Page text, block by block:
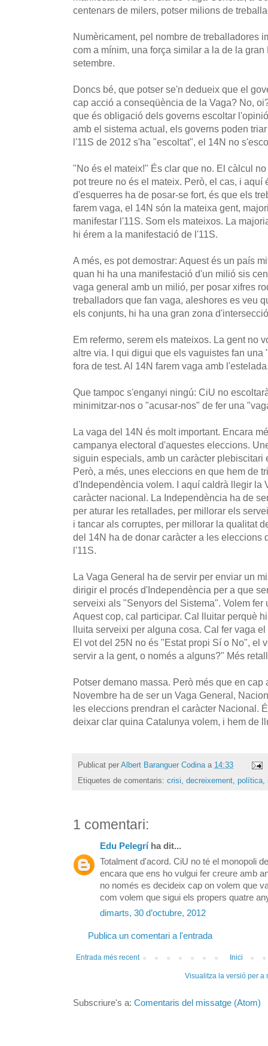
centenars de milers, potser milions de
Numèricament, pel nombre de treballadores
com a mínim, una força similar a la de la
setembre.
Doncs bé, que potser se'n dedueix que el
cap acció a conseqüència de la Vaga? No,
que és obligació dels governs escoltar
amb el sistema actual, els governs poden
l'11S de 2012 s'ha "escoltat", el 14N no
"No és el mateix!" És clar que no. El càlcul
pot treure no és el mateix. Però, el cas, i
d'esquerres ha de posar-se fort, és que els
farem vaga, el 14N són la mateixa gent,
manifestar l'11S. Som els mateixos. La
hi érem a la manifestació de l'11S.
A més, es pot demostrar: Aquest és un país
quan hi ha una manifestació d'un milió sis
vaga general amb un milió, per posar xifres
treballadors que fan vaga, aleshores es veu
els conjunts, hi ha una gran zona
Em refermo, serem els mateixos. La gent no
altre via. I qui digui que els vaguistes fan
fora de test. Al 14N farem vaga amb
Que tampoc s'enganyi ningú: CiU no
minimitzar-nos o "acusar-nos" de fer una
La vaga del 14N és molt important. Encara
campanya electoral d'aquestes eleccions.
siguin especials, amb un caràcter plebiscitari
Però, a més, unes eleccions en que hem de
d'Independència volem. I aquí caldrà llegir la
caràcter nacional. La Independència ha de
per aturar les retallades, per millorar els
i tancar als corruptes, per millorar la qualitat
del 14N ha de donar caràcter a les eleccions
l'11S.
La Vaga General ha de servir per enviar un
dirigir el procés d'Independència per a que
serveixi als "Senyors del Sistema". Volem fer
Aquest cop, cal participar. Cal lluitar perquè
lluita serveixi per alguna cosa. Cal fer vaga
El vot del 25N no és "Estat propi Sí o No", el
servir a la gent, o només a alguns?" Més
Potser demano massa. Però més que en cap
Novembre ha de ser un Vaga General,
les eleccions prendran el caràcter Nacional.
deixar clar quina Catalunya volem, i hem de
Publicat per Albert Baranguer Codina a 14:33
Etiquetes de comentaris: crisi, decreixement, política,
1 comentari:
Edu Pelegrí ha dit...
Totalment d'acord. CiU no té el monopoli
encara que ens ho vulgui fer creure amb
no només es decideix cap on volem que
com volem que sigui els propers quatre
dimarts, 30 d’octubre, 2012
Publica un comentari a l'entrada
Entrada més recent Inici
Visualitza la versió per a
Subscriure's a: Comentaris del missatge (Atom)